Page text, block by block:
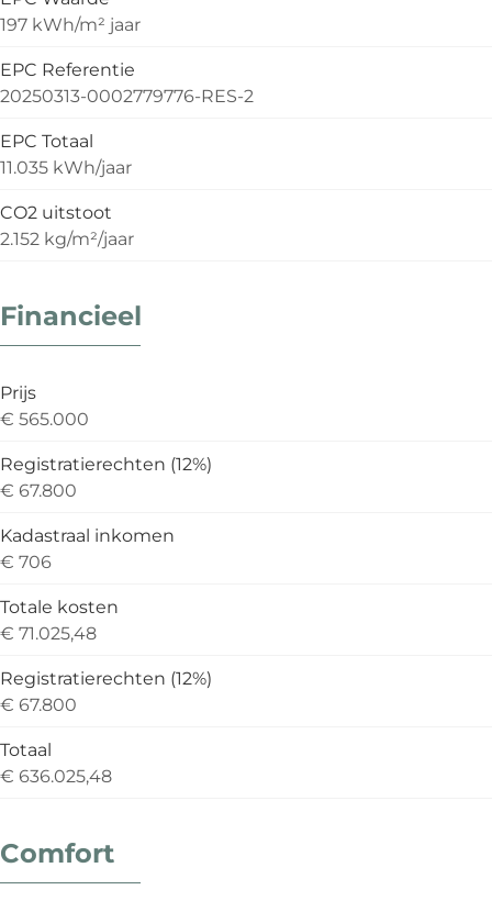
197 kWh/m² jaar
EPC Referentie
20250313-0002779776-RES-2
EPC Totaal
11.035 kWh/jaar
CO2 uitstoot
2.152 kg/m²/jaar
Financieel
Prijs
€ 565.000
Registratierechten (12%)
€ 67.800
Kadastraal inkomen
€ 706
Totale kosten
€ 71.025,48
Registratierechten (12%)
€ 67.800
Totaal
€ 636.025,48
Comfort